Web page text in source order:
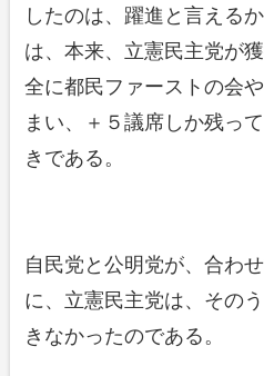
したのは、躍進と言える
は、本来、立憲民主党が
全に都民ファーストの会
まい、＋５議席しか残っ
きである。
自民党と公明党が、合わ
に、立憲民主党は、その
きなかったのである。